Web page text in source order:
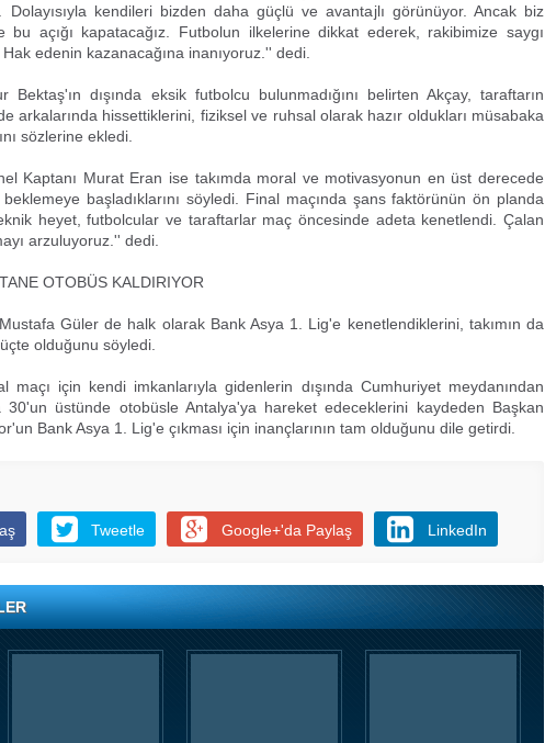
kendileri bizden daha güçlü ve avantajlı görünüyor. Ancak biz
bu açığı kapatacağız. Futbolun ilkelerine dikkat ederek, rakibimize saygı
edenin kazanacağına inanıyoruz.'' dedi.
Bektaş'ın dışında eksik futbolcu bulunmadığını belirten Akçay, taraftarın
arkalarında hissettiklerini, fiziksel ve ruhsal olarak hazır oldukları müsabaka
sözlerine ekledi.
Kaptanı Murat Eran ise takımda moral ve motivasyonun en üst derecede
başladıklarını söyledi. Final maçında şans faktörünün ön planda
heyet, futbolcular ve taraftarlar maç öncesinde adeta kenetlendi. Çalan
arzuluyoruz.'' dedi.
OTOBÜS KALDIRIYOR
Güler de halk olarak Bank Asya 1. Lig'e kenetlendiklerini, takımın da
olduğunu söyledi.
maçı için kendi imkanlarıyla gidenlerin dışında Cumhuriyet meydanından
üstünde otobüsle Antalya'ya hareket edeceklerini kaydeden Başkan
Bank Asya 1. Lig'e çıkması için inançlarının tam olduğunu dile getirdi.
Tweetle Google+'da Paylaş LinkedIn